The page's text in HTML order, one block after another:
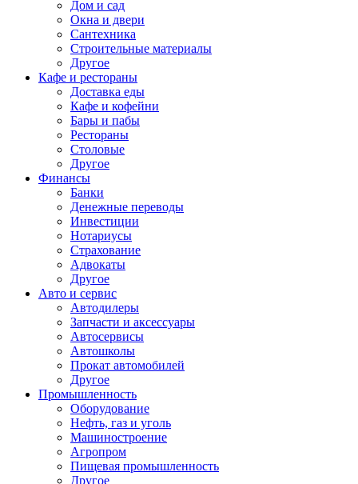
Дом и сад
Окна и двери
Сантехника
Строительные материалы
Другое
Кафе и рестораны
Доставка еды
Кафе и кофейни
Бары и пабы
Рестораны
Столовые
Другое
Финансы
Банки
Денежные переводы
Инвестиции
Нотариусы
Страхование
Адвокаты
Другое
Авто и сервис
Автодилеры
Запчасти и аксессуары
Автосервисы
Автошколы
Прокат автомобилей
Другое
Промышленность
Оборудование
Нефть, газ и уголь
Машиностроение
Агропром
Пищевая промышленность
Другое